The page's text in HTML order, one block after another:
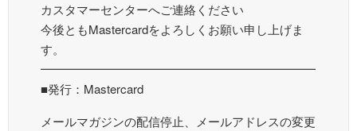
カスタマーセンターへご連絡ください
今後ともMastercardをよろしくお願い申し上げま
す。
━━━━━━━━━━━━━━━━━━━━━━━
■発行：Mastercard
メールマガジンの配信停止、メールアドレスの変更